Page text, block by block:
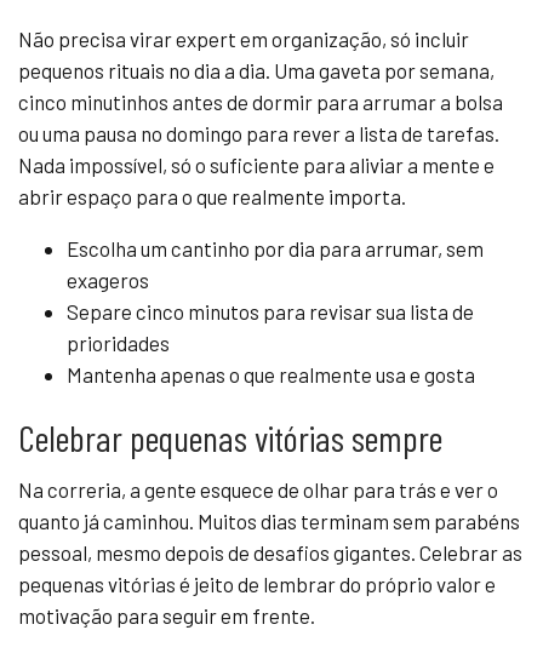
Não precisa virar expert em organização, só incluir
pequenos rituais no dia a dia. Uma gaveta por semana,
cinco minutinhos antes de dormir para arrumar a bolsa
ou uma pausa no domingo para rever a lista de tarefas.
Nada impossível, só o suficiente para aliviar a mente e
abrir espaço para o que realmente importa.
Escolha um cantinho por dia para arrumar, sem
exageros
Separe cinco minutos para revisar sua lista de
prioridades
Mantenha apenas o que realmente usa e gosta
Celebrar pequenas vitórias sempre
Na correria, a gente esquece de olhar para trás e ver o
quanto já caminhou. Muitos dias terminam sem parabéns
pessoal, mesmo depois de desafios gigantes. Celebrar as
pequenas vitórias é jeito de lembrar do próprio valor e
motivação para seguir em frente.